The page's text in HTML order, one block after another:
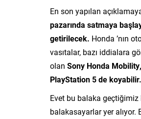
En son yapılan
pazarında satmaya
getirilecek. Honda ’nın
vasıtalar, bazı iddialara
olan Sony Honda Mobility,
PlayStation 5 de koyabilir.
Evet bu balaka geçtiğimiz
balakasayarlar yer alıyor.